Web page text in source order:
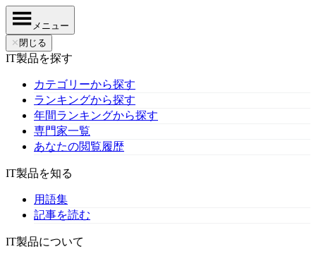
メニュー
✕ 閉じる
IT製品を探す
カテゴリーから探す
ランキングから探す
年間ランキングから探す
専門家一覧
あなたの閲覧履歴
IT製品を知る
用語集
記事を読む
IT製品について